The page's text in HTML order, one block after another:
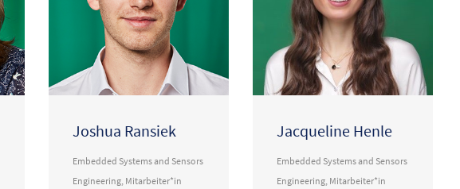
Joshua Ransiek
Embedded Systems and Sensors
Engineering Mitarbeiter*in
Jacqueline Henle
Embedded Systems and Sensors
Engineering Mitarbeiter*in